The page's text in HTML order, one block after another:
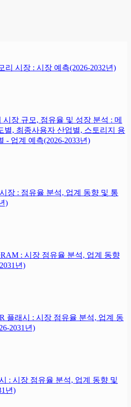
리 시장 : 시장 예측(2026-2032년)
장 규모, 점유율 및 성장 분석 : 메
별, 최종사용자 산업별, 스토리지 용
- 업계 예측(2026-2033년)
장 : 점유율 분석, 업계 동향 및 통
)
: 시장 점유율 분석, 업계 동향
년)
플래시 : 시장 점유율 분석, 업계 동
2031년)
: 시장 점유율 분석, 업계 동향 및
년)